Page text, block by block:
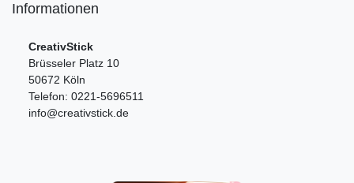
Informationen
CreativStick
Brüsseler Platz 10
50672 Köln
Telefon: 0221-5696511
info@creativstick.de